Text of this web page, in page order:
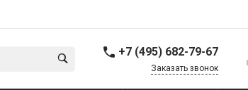
+7 (495) 682-79-67
Заказать звонок